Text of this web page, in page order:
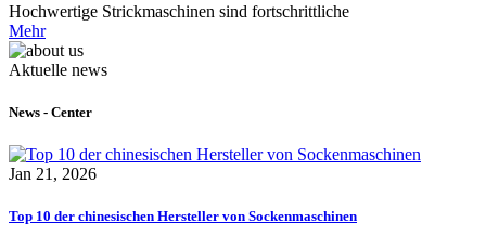
Hochwertige Strickmaschinen sind fortschrittliche
Mehr
Aktuelle news
News - Center
Jan 21, 2026
Top 10 der chinesischen Hersteller von Sockenmaschinen